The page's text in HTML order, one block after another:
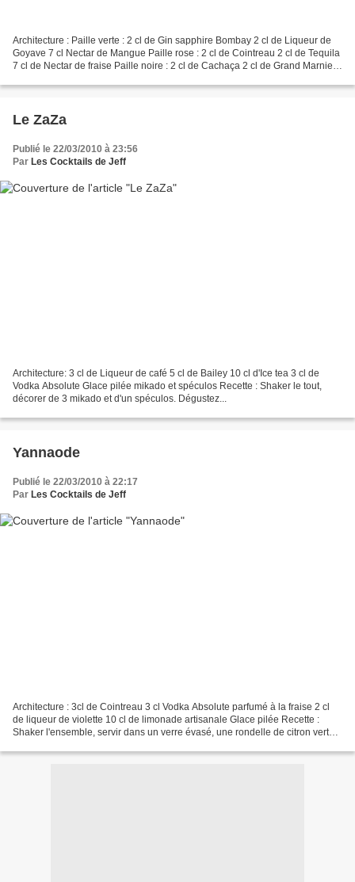
Architecture : Paille verte : 2 cl de Gin sapphire Bombay 2 cl de Liqueur de
Goyave 7 cl Nectar de Mangue Paille rose : 2 cl de Cointreau 2 cl de Tequila
7 cl de Nectar de fraise Paille noire : 2 cl de Cachaça 2 cl de Grand Marnier
Le ZaZa
Publié le 22/03/2010 à 23:56
Par Les Cocktails de Jeff
Architecture: 3 cl de Liqueur de café 5 cl de Bailey 10 cl d'Ice tea 3 cl de
Vodka Absolute Glace pilée mikado et spéculos Recette : Shaker le tout,
décorer de 3 mikado et d'un spéculos. Dégustez...
Yannaode
Publié le 22/03/2010 à 22:17
Par Les Cocktails de Jeff
Architecture : 3cl de Cointreau 3 cl Vodka Absolute parfumé à la fraise 2 cl
de liqueur de violette 10 cl de limonade artisanale Glace pilée Recette :
Shaker l'ensemble, servir dans un verre évasé, une rondelle de citron vert